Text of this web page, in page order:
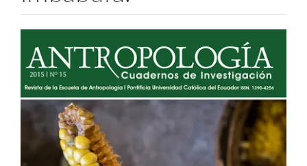
Barra
lateral
del
artículo